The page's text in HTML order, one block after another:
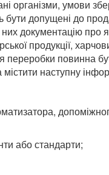
організми, умови
бути допущені до
документацію про
продукції,
переробки повинна
наступну
або стандарти;